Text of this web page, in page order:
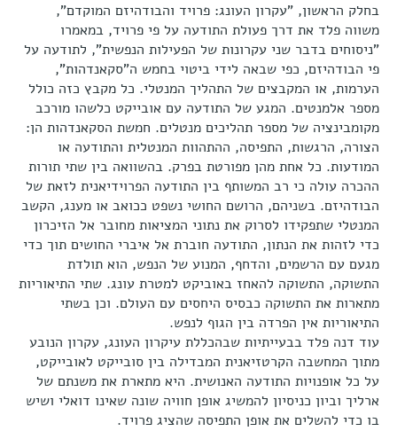
בחלק הראשון, "עקרון העונג: פרויד והבודהיזם המוקדם",
משווה פלד את דרך פעולת התודעה על פי פרויד, במאמרו
"ניסוחים בדבר שני עקרונות של הפעילות הנפשית", לתודעה על
פי הבודהיזם, כפי שבאה לידי ביטוי בחמש ה"סקאנדהות",
הערמות, או המקבצים של התהליך המנטלי. כל מקבץ כזה כולל
מספר אלמנטים. המגע של התודעה עם אובייקט כלשהו מורכב
מקומבינציה של מספר תהליכים מנטלים. חמשת הסקאנדהות הן:
הצורה, הרגשות, התפיסה, ההתהוות המנטלית והתודעה או
המודעות. כל אחת מהן מפורטת בפרק. בהשוואה בין שתי תורות
ההכרה עולה כי רב המשותף בין התודעה הפרוידיאנית לזאת של
הבודהיזם. בשניהם, הרושם החושי נשפט ככואב או מענג, הקשב
המנטלי שתפקידו לסרוק את נתוני המציאות מחובר אל הזיכרון
כדי לזהות את הנתון, התודעה חוברת אל איברי החושים תוך כדי
מגעם עם הרשמים, והדחף, המנוע של הנפש, הוא תולדת
התשוקה, התשוקה להאחז באוביקט למטרת עונג. שתי התיאוריות
מתארות את התשוקה כבסיס היחסים עם העולם. וכן בשתי
התיאוריות אין הפרדה בין הגוף לנפש.
עוד דנה פלד בבעייתיות שבהכללת עיקרון העונג, עקרון הנובע
מתוך המחשבה הקרטזיאנית המבדילה בין סובייקט לאובייקט,
על כל אופנויות התודעה האנושית. היא מתארת את משנתם של
ארליך וביון כניסיון להמשיג אופן חוויה שונה שאינו דואלי ושיש
בו כדי להשלים את אופן התפיסה שהציג פרויד.